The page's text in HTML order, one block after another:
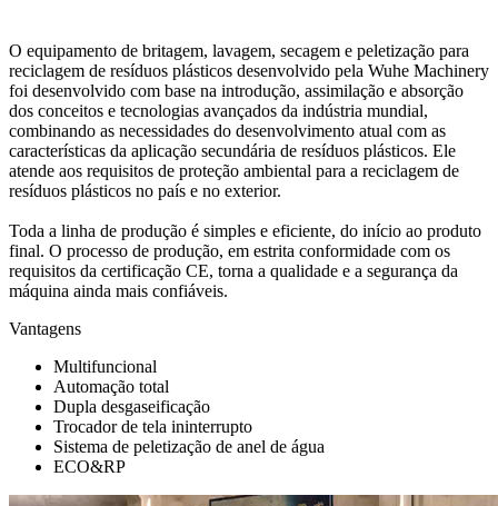
O equipamento de britagem, lavagem, secagem e peletização para
reciclagem de resíduos plásticos desenvolvido pela Wuhe Machinery
foi desenvolvido com base na introdução, assimilação e absorção
dos conceitos e tecnologias avançados da indústria mundial,
combinando as necessidades do desenvolvimento atual com as
características da aplicação secundária de resíduos plásticos. Ele
atende aos requisitos de proteção ambiental para a reciclagem de
resíduos plásticos no país e no exterior.
Toda a linha de produção é simples e eficiente, do início ao produto
final. O processo de produção, em estrita conformidade com os
requisitos da certificação CE, torna a qualidade e a segurança da
máquina ainda mais confiáveis.
Vantagens
Multifuncional
Automação total
Dupla desgaseificação
Trocador de tela ininterrupto
Sistema de peletização de anel de água
ECO&RP